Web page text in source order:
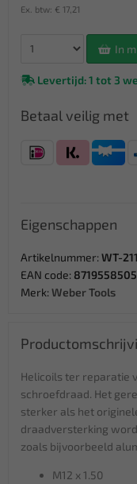
Ex. btw: € 17,21
In
Levertijd: 1 tot 3
Betaal veilig met
Eigenschappen
Artikelnummer: WT-
EAN code:
Merk: Weber Tools
Helicoils ter reparatie
schroefdraad. Het
sterker als het
draadversterking
zoals bijvoorbeeld
M12 x 1.50